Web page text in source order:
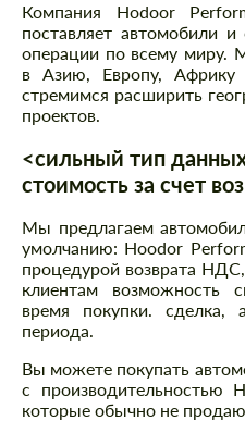
Компания Hodoor
поставляет автомобили
операции по всему миру.
в Азию, Европу,
стремимся расширить
проектов.
<сильный тип
стоимость за счет
Мы предлагаем
умолчанию: Hoodor
процедурой возврата
клиентам возможность
время покупки. сделка,
периода.
Вы можете покупать
с производительностью
которые обычно не